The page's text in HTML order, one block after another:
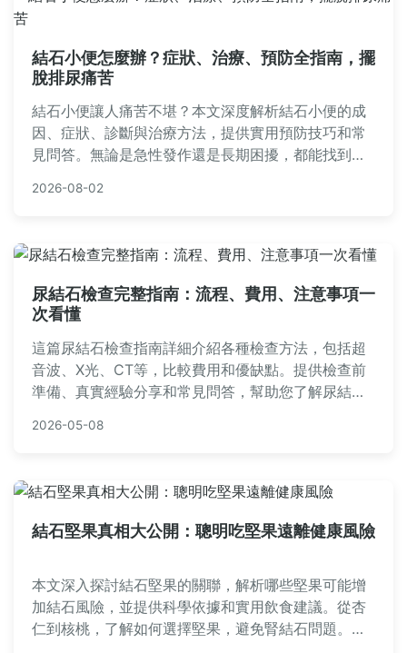
結石小便怎麼辦？症狀、治療、預防全指南，擺
脫排尿痛苦
結石小便讓人痛苦不堪？本文深度解析結石小便的成
因、症狀、診斷與治療方法，提供實用預防技巧和常
見問答。無論是急性發作還是長期困擾，都能找到專
整、就醫指南等，實用性強，適合所有受困者參考。
2026-08-02
尿結石檢查完整指南：流程、費用、注意事項一
次看懂
這篇尿結石檢查指南詳細介紹各種檢查方法，包括超
音波、X光、CT等，比較費用和優缺點。提供檢查前
準備、真實經驗分享和常見問答，幫助您了解尿結石
合有尿結石疑慮的讀者參考。
2026-05-08
結石堅果真相大公開：聰明吃堅果遠離健康風險
本文深入探討結石堅果的關聯，解析哪些堅果可能增
加結石風險，並提供科學依據和實用飲食建議。從杏
仁到核桃，了解如何選擇堅果，避免腎結石問題。內